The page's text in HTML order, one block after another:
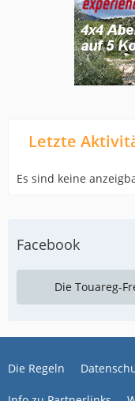
Letzte
Es sind keine
Facebook
Die Touareg-
Die Regeln